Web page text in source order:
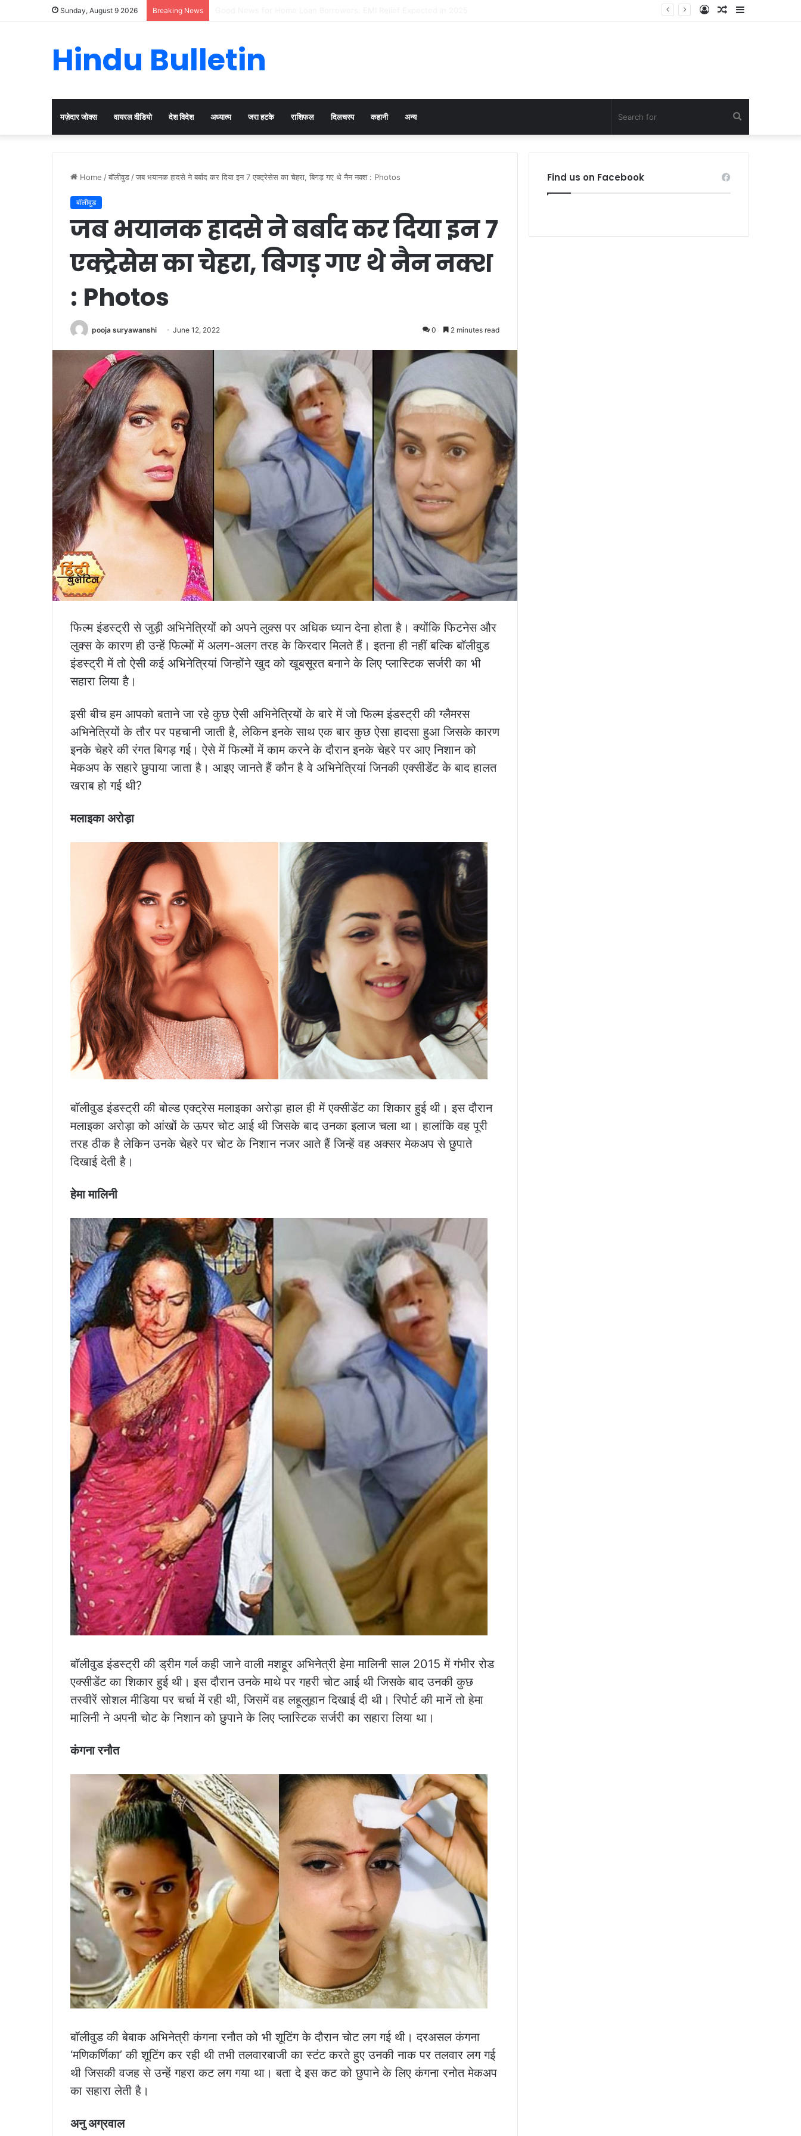
Sunday, August 9 2026 Breaking News Sidebar
Random
Log
Hindu Bulletin
मज़ेदार जोक्स वायरल वीडियो देश विदेश अध्यात्म जरा हटके राशिफल दिलचस्प कहानी अन्य
for
Home /बॉलीवुड /जब भयानक हादसे ने बर्बाद कर दिया इन 7 एक्ट्रेसेस का चेहरा, बिगड़ गए थे नैन नक्श : Photos
बॉलीवुड
जब भयानक हादसे ने बर्बाद कर दिया इन 7
एक्ट्रेसेस का चेहरा, बिगड़ गए थे नैन नक्श
: Photos
pooja suryawanshi June 12, 2022 0 2 minutes read
फिल्म इंडस्ट्री से जुड़ी अभिनेत्रियों को अपने लुक्स पर अधिक ध्यान देना होता है। क्योंकि फिटनेस और
लुक्स के कारण ही उन्हें फिल्मों में अलग-अलग तरह के किरदार मिलते हैं। इतना ही नहीं बल्कि बॉलीवुड
इंडस्ट्री में तो ऐसी कई अभिनेत्रियां जिन्होंने खुद को खूबसूरत बनाने के लिए प्लास्टिक सर्जरी का भी
सहारा लिया है।
इसी बीच हम आपको बताने जा रहे कुछ ऐसी अभिनेत्रियों के बारे में जो फिल्म इंडस्ट्री की ग्लैमरस
अभिनेत्रियों के तौर पर पहचानी जाती है, लेकिन इनके साथ एक बार कुछ ऐसा हादसा हुआ जिसके कारण
इनके चेहरे की रंगत बिगड़ गई। ऐसे में फिल्मों में काम करने के दौरान इनके चेहरे पर आए निशान को
मेकअप के सहारे छुपाया जाता है। आइए जानते हैं कौन है वे अभिनेत्रियां जिनकी एक्सीडेंट के बाद हालत
खराब हो गई थी?
मलाइका अरोड़ा
बॉलीवुड इंडस्ट्री की बोल्ड एक्ट्रेस मलाइका अरोड़ा हाल ही में एक्सीडेंट का शिकार हुई थी। इस दौरान
मलाइका अरोड़ा को आंखों के ऊपर चोट आई थी जिसके बाद उनका इलाज चला था। हालांकि वह पूरी
तरह ठीक है लेकिन उनके चेहरे पर चोट के निशान नजर आते हैं जिन्हें वह अक्सर मेकअप से छुपाते
दिखाई देती है।
हेमा मालिनी
बॉलीवुड इंडस्ट्री की ड्रीम गर्ल कही जाने वाली मशहूर अभिनेत्री हेमा मालिनी साल 2015 में गंभीर रोड
एक्सीडेंट का शिकार हुई थी। इस दौरान उनके माथे पर गहरी चोट आई थी जिसके बाद उनकी कुछ
तस्वीरें सोशल मीडिया पर चर्चा में रही थी, जिसमें वह लहूलुहान दिखाई दी थी। रिपोर्ट की मानें तो हेमा
मालिनी ने अपनी चोट के निशान को छुपाने के लिए प्लास्टिक सर्जरी का सहारा लिया था।
कंगना रनौत
बॉलीवुड की बेबाक अभिनेत्री कंगना रनौत को भी शूटिंग के दौरान चोट लग गई थी। दरअसल कंगना
‘मणिकर्णिका’ की शूटिंग कर रही थी तभी तलवारबाजी का स्टंट करते हुए उनकी नाक पर तलवार लग गई
थी जिसकी वजह से उन्हें गहरा कट लग गया था। बता दे इस कट को छुपाने के लिए कंगना रनोत मेकअप
का सहारा लेती है।
अनु अग्रवाल
Find us on Facebook